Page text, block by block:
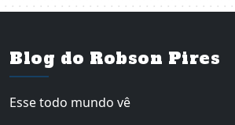
Blog do Robson Pires
Esse todo mundo vê